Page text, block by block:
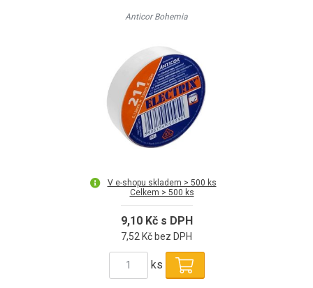
Anticor Bohemia
V e-shopu skladem > 500 ks
Celkem > 500 ks
9,10 Kč s DPH
7,52 Kč bez DPH
ks